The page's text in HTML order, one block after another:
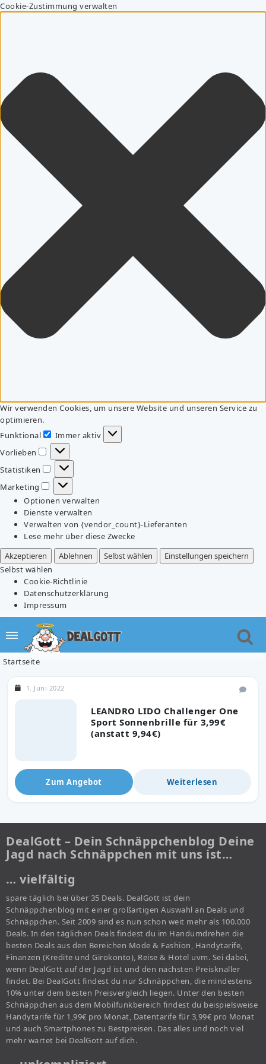
Cookie-Zustimmung verwalten
Wir verwenden Cookies, um unsere Website und unseren Service zu
optimieren.
Funktional
Funktional
Immer aktiv
Vorlieben
Vorlieben
Statistiken
Statistiken
Marketing
Marketing
Optionen verwalten
Dienste verwalten
Verwalten von {vendor_count}-Lieferanten
Lese mehr über diese Zwecke
Akzeptieren
Ablehnen Selbst wählen
Einstellungen speichern
Selbst wählen
Cookie-Richtlinie
Datenschutzerklärung
Impressum
Startseite
LEANDRO LIDO Challenger One
Sport Sonnenbrille für 3,99€
(anstatt 9,94€)
1. Juni 2022
Zum Angebot Weiterlesen
DealGott – Dein Schnäppchenblog Deine
Jagd nach Schnäppchen mit uns ist…
… vielfältig
spare täglich bei über 35 Deals. DealGott ist dein
Schnäppchenblog mit einer großartigen Auswahl an Deals und
Schnäppchen. Seit 2009 sind es nun schon weit mehr als 100.000
Deals. In den täglichen Deals findest du im Handumdrehen die
besten Deals aus den Bereichen Mode & Fashion, Handytarife,
Finanzen (Kredite und Girokonto), Reise & Hotel uvm. Sei dabei,
wenn DealGott auf der Jagd ist und den nächsten Preisknaller
findet. Bei DealGott findest du nur Schnäppchen, die mindestens
10% unter dem besten Preisvergleich liegen. Unter den besten
Schnäppchen aus dem Mobilfunkbereich findest du beispielsweise
Handytarife für 1,99€ pro Monat, Datentarife für 3,99€ pro Monat
und auch Smartphones zu Bestpreisen. Das alles und noch viel
mehr wartet bei DealGott auf dich.